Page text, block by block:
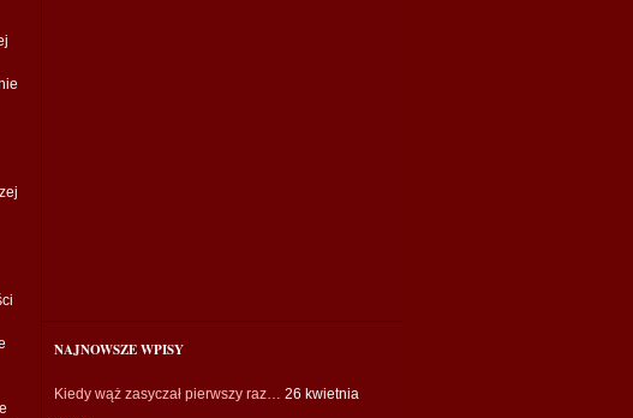
NAJNOWSZE WPISY
Kiedy wąż zasyczał pierwszy raz… 26 kwietnia